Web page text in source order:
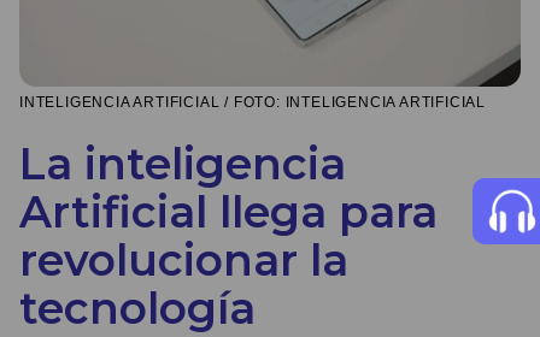
INTELIGENCIA ARTIFICIAL / FOTO: INTELIGENCIA ARTIFICIAL
La inteligencia
Artificial llega para
revolucionar la
tecnología